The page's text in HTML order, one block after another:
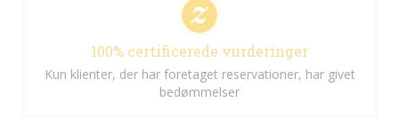
100% certificerede vurderinger
Kun klienter, der har foretaget reservationer, har givet
bedømmelser